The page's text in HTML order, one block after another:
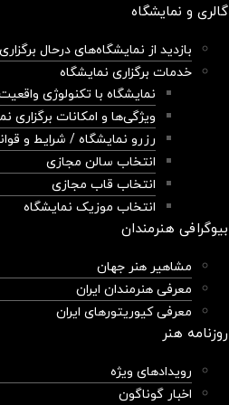
گالری و نمایشگاه
بازدید از نمایشگاه‌های درحال برگزاری
خدمات برگزاری نمایشگاه
نمایشگاه با تکنولوژی
ویژگی‌ها و امکانات برگزاری
رزرو نمایشگاه / شرایط و
انتخاب سالن مجازی
انتخاب قاب مجازی
انتخاب موزیک نمایشگاه
بیوگرافی هنرمندان
مشاهیر هنر جهان
معرفی هنرمندان ایران
معرفی کیوریتورهای ایران
روزنامه هنر
رویدادهای ویژه
اخبار گوناگون